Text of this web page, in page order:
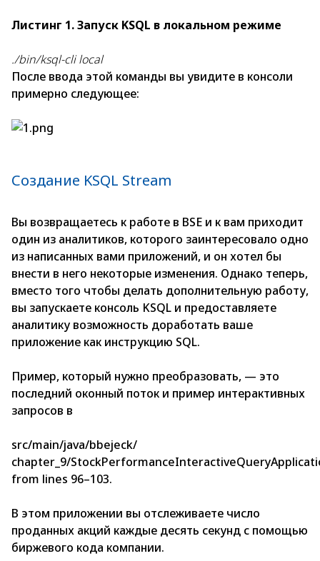
Листинг 1. Запуск KSQL в локальном режиме
./bin/ksql-cli local
После ввода этой команды вы увидите в консоли
примерно следующее:
Создание KSQL Streаm
Вы возвращаетесь к работе в BSE и к вам приходит
один из аналитиков, которого заинтересовало одно
из написанных вами приложений, и он хотел бы
внести в него некоторые изменения. Однако теперь,
вместо того чтобы делать дополнительную работу,
вы запускаете консоль KSQL и предоставляете
аналитику возможность доработать ваше
приложение как инструкцию SQL.
Пример, который нужно преобразовать, — это
последний оконный поток и пример интерактивных
запросов в
srс/mаin/jаvа/bbejeсk/
сhарter_9/
frоm lines 96–103.
В этом приложении вы отслеживаете число
проданных акций каждые десять секунд с помощью
биржевого кода компании.